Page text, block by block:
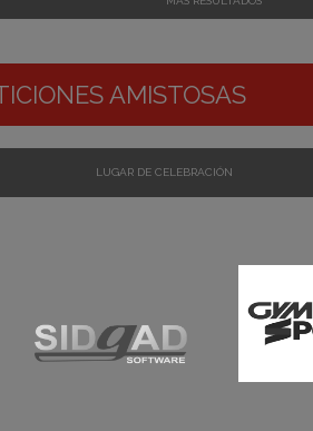
AMISTOSAS
LUGAR DE CELEBRACIÓN